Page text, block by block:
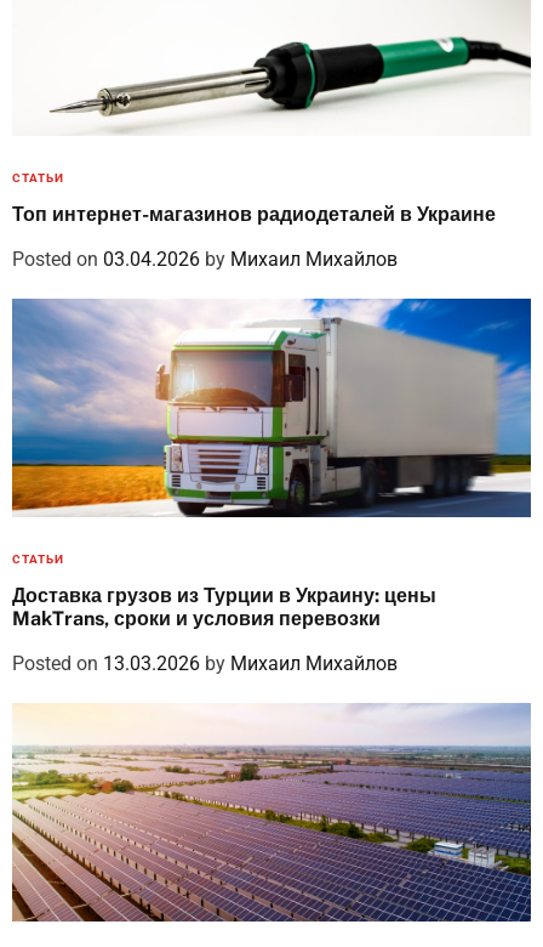
СТАТЬИ
Топ интернет-магазинов радиодеталей в Украине
Posted on 03.04.2026 by Михаил Михайлов
СТАТЬИ
Доставка грузов из Турции в Украину: цены
MakTrans, сроки и условия перевозки
Posted on 13.03.2026 by Михаил Михайлов